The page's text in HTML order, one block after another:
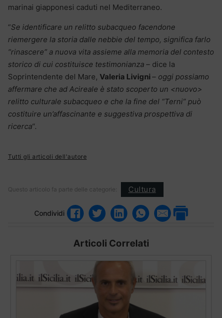
marinai giapponesi caduti nel Mediterraneo.
“Se identificare un relitto subacqueo facendone
riemergere la storia dalle nebbie del tempo, significa farlo
“rinascere” a nuova vita assieme alla memoria del contesto
storico di cui costituisce testimonianza – dice la
Soprintendente del Mare, Valeria Livigni – oggi possiamo
affermare che ad Acireale è stato scoperto un <nuovo>
relitto culturale subacqueo e che la fine del “Terni” può
costituire un’affascinante e suggestiva prospettiva di
ricerca“.
Tutti gli articoli dell'autore
Questo articolo fa parte delle categorie: Cultura
Condividi
Articoli Correlati